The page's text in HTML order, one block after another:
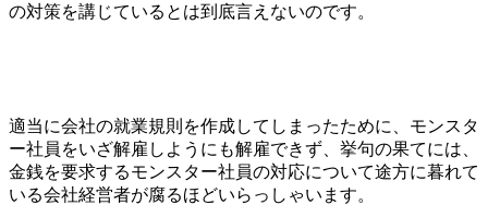
の対策を講じているとは到底言えないのです。
適当に会社の就業規則を作成してしまったために、モンスタ
ー社員をいざ解雇しようにも解雇できず、挙句の果てには、
金銭を要求するモンスター社員の対応について途方に暮れて
いる会社経営者が腐るほどいらっしゃいます。